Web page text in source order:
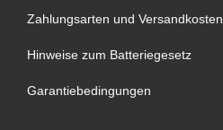
Zahlungsarten und Versandkosten
Hinweise zum Batteriegesetz
Garantiebedingungen